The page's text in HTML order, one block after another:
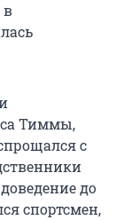
в
Тиммы,
с
до
спортсмен,